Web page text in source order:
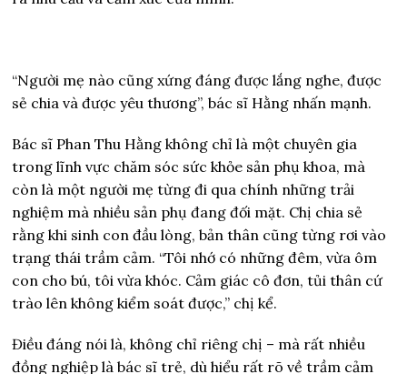
“Người mẹ nào cũng xứng đáng được lắng nghe, được
sẻ chia và được yêu thương”, bác sĩ Hằng nhấn mạnh.
Bác sĩ Phan Thu Hằng không chỉ là một chuyên gia
trong lĩnh vực chăm sóc sức khỏe sản phụ khoa, mà
còn là một người mẹ từng đi qua chính những trải
nghiệm mà nhiều sản phụ đang đối mặt. Chị chia sẻ
rằng khi sinh con đầu lòng, bản thân cũng từng rơi vào
trạng thái trầm cảm. “Tôi nhớ có những đêm, vừa ôm
con cho bú, tôi vừa khóc. Cảm giác cô đơn, tủi thân cứ
trào lên không kiểm soát được,” chị kể.
Điều đáng nói là, không chỉ riêng chị – mà rất nhiều
đồng nghiệp là bác sĩ trẻ, dù hiểu rất rõ về trầm cảm